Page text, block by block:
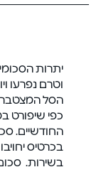
יתרות
וטרם נפרעו
הסל המצטבר
כפי שיפורט
החודשיים.
בכרטיס
בשירות.